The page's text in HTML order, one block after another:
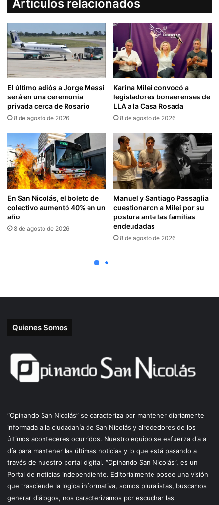
Quienes Somos
“Opinando San Nicolás” se caracteriza por mantener diariamente
informada a la ciudadanía de San Nicolás y alrededores de los
últimos aconteceres ocurridos. Nuestro equipo se esfuerza día a
día para mantener las últimas noticias y lo que está pasando a
través de nuestro portal digital. “Opinando San Nicolás”, es un
Portal de noticias independiente. Editorialmente posee una visión
que trasciende la lógica informativa, somos pluralistas, buscamos
generar diálogos, nos caracterizamos por escuchar las